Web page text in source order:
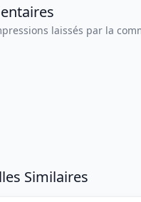
laissés par la
Similaires